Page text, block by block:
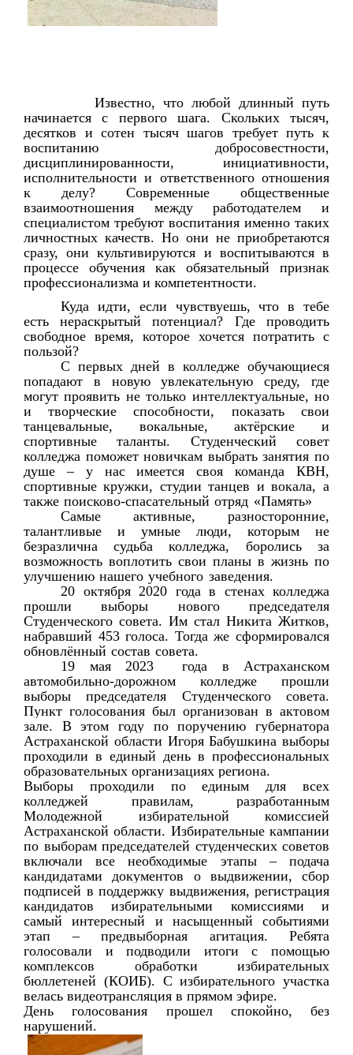
Известно, что любой длинный путь
начинается с первого шага. Скольких тысяч,
десятков и сотен тысяч шагов требует путь к
воспитанию добросовестности,
дисциплинированности, инициативности,
исполнительности и ответственного отношения
к делу? Современные общественные
взаимоотношения между работодателем и
специалистом требуют воспитания именно таких
личностных качеств. Но они не приобретаются
сразу, они культивируются и воспитываются в
процессе обучения как обязательный признак
профессионализма и компетентности.
Куда идти, если чувствуешь, что в тебе
есть нераскрытый потенциал? Где проводить
свободное время, которое хочется потратить с
пользой?
С первых дней в колледже обучающиеся
попадают в новую увлекательную среду, где
могут проявить не только интеллектуальные, но
и творческие способности, показать свои
танцевальные, вокальные, актёрские и
спортивные таланты. Студенческий совет
колледжа поможет новичкам выбрать занятия по
душе – у нас имеется своя команда КВН,
спортивные кружки, студии танцев и вокала, а
также поисково-спасательный отряд «Память»
Самые активные, разносторонние,
талантливые и умные люди, которым не
безразлична судьба колледжа, боролись за
возможность воплотить свои планы в жизнь по
улучшению нашего учебного заведения.
20 октября 2020 года в стенах колледжа
прошли выборы нового председателя
Студенческого совета. Им стал Никита Житков,
набравший 453 голоса. Тогда же сформировался
обновлённый состав совета.
19 мая 2023  года в Астраханском
автомобильно-дорожном колледже прошли
выборы председателя Студенческого совета.
Пункт голосования был организован в актовом
зале. В этом году по поручению губернатора
Астраханской области Игоря Бабушкина выборы
проходили в единый день в профессиональных
образовательных организациях региона.
Выборы проходили по единым для всех
колледжей правилам, разработанным
Молодежной избирательной комиссией
Астраханской области. Избирательные кампании
по выборам председателей студенческих советов
включали все необходимые этапы – подача
кандидатами документов о выдвижении, сбор
подписей в поддержку выдвижения, регистрация
кандидатов избирательными комиссиями и
самый интересный и насыщенный событиями
этап – предвыборная агитация. Ребята
голосовали и подводили итоги с помощью
комплексов обработки избирательных
бюллетеней (КОИБ). С избирательного участка
велась видеотрансляция в прямом эфире.
День голосования прошел спокойно, без
нарушений.